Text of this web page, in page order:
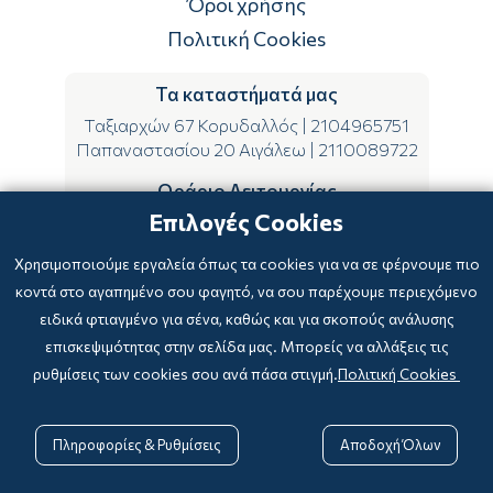
Πολιτική Cookies
Τα καταστήματά μας
Ταξιαρχών 67 Κορυδαλλός | 2104965751
Παπαναστασίου 20 Αιγάλεω | 2110089722
Ωράριο Λειτουργίας
ΔΕ-ΤΕ-ΣΑ 09:00-15:00
Επιλογές Cookies
Χρησιμοποιούμε εργαλεία όπως τα cookies για να σε φέρνουμε πιο
κοντά στο αγαπημένο σου φαγητό, να σου παρέχουμε περιεχόμενο
ειδικά φτιαγμένο για σένα, καθώς και για σκοπούς ανάλυσης
επισκεψιμότητας στην σελίδα μας. Μπορείς να αλλάξεις τις
ρυθμίσεις των cookies σου ανά πάσα στιγμή.Πολιτική Cookies
Πληροφορίες & Ρυθμίσεις Αποδοχή Όλων